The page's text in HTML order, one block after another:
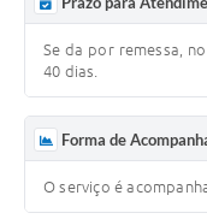
Se da por remessa,
40 dias.
Forma de
O serviço é